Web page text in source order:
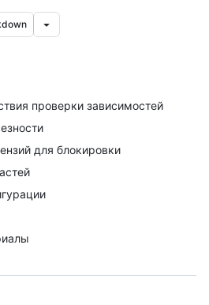
проверки зависимостей
для блокировки